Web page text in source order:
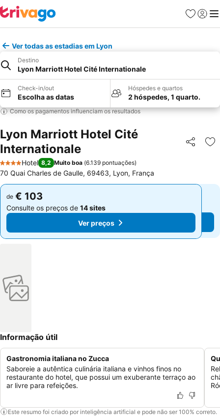
Favoritos
Iniciar
Ver todas as estadias em Lyon
Destino
Lyon Marriott Hotel Cité Internationale
Check-in/out
Escolha as datas
Hóspedes e quartos
2 hóspedes, 1 quarto.
Como os pagamentos influenciam os resultados
Lyon Marriott Hotel Cité
Internationale
Partilhar
4 Estrelas
Hotel 8,2 Muito boa (6.139 pontuações)
70 Quai Charles de Gaulle, 69463, Lyon, França
de € 103
Consulte os preços de 14 sites
Ver preços
de € 103
Consulte os preços de 14 sites
Ver preços
Informação útil
Gastronomia italiana no Zucca
Saboreie a autêntica culinária italiana e vinhos finos no
restaurante do hotel, que possui um exuberante terraço ao
ar livre para refeições.
Este resumo foi criado por inteligência artificial e pode não ser 100% correto.